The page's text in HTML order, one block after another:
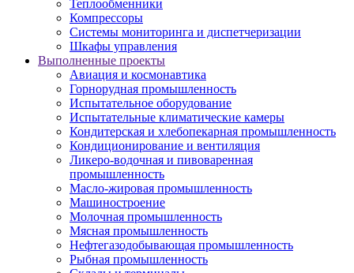
Теплообменники
Компрессоры
Системы мониторинга и диспетчеризации
Шкафы управления
Выполненные проекты
Авиация и космонавтика
Горнорудная промышленность
Испытательное оборудование
Испытательные климатические камеры
Кондитерская и хлебопекарная промышленность
Кондиционирование и вентиляция
Ликеро-водочная и пивоваренная
промышленность
Масло-жировая промышленность
Машиностроение
Молочная промышленность
Мясная промышленность
Нефтегазодобывающая промышленность
Рыбная промышленность